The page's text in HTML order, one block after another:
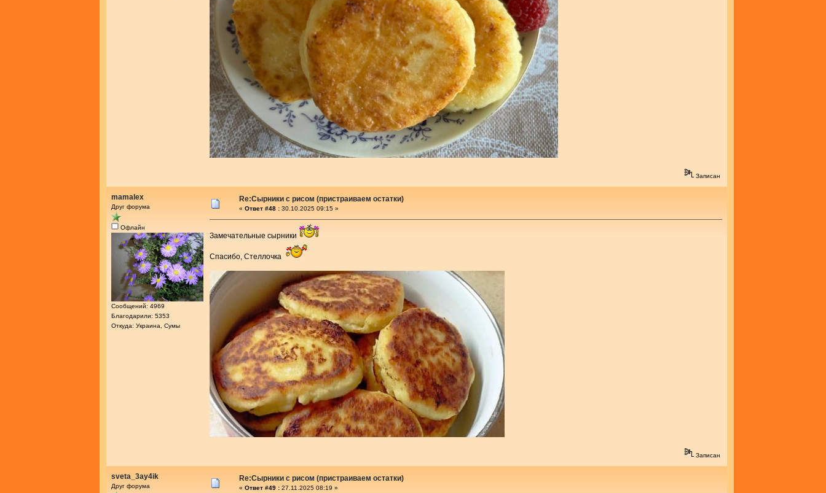
Записан
mamalex
Друг форума
Офлайн
Сообщений: 4969
Благодарили: 5353
Откуда: Украина, Сумы
Re:Сырники с рисом (пристраиваем остатки)
« Ответ #48 : 30.10.2025 09:15 »
Замечательные сырники
Спасибо, Стеллочка
Записан
sveta_3ay4ik
Друг форума
Re:Сырники с рисом (пристраиваем остатки)
« Ответ #49 : 27.11.2025 08:19 »